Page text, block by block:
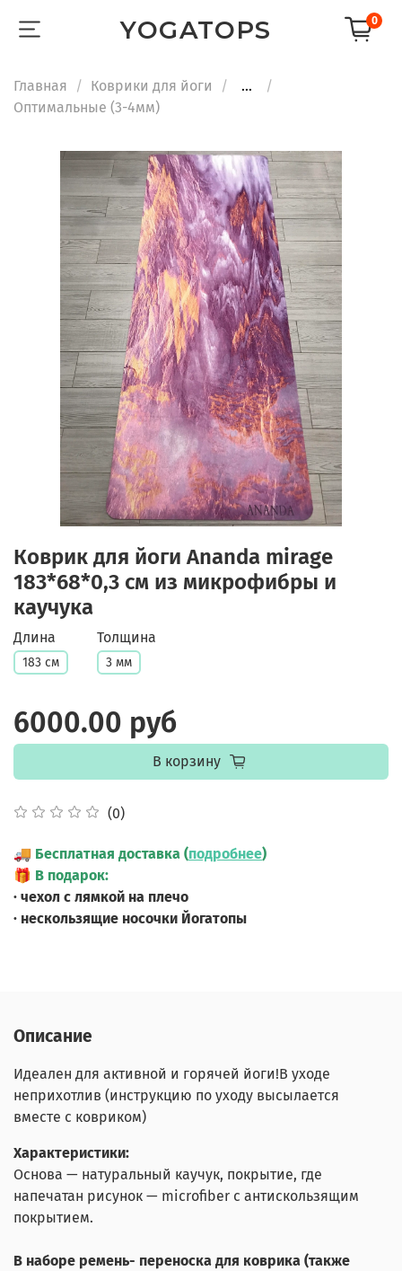
YOGATOPS 0
Главная Коврики для йоги
...
Оптимальные (3-4мм)
Коврик для йоги Ananda mirage
183*68*0,3 см из микрофибры и
каучука
(0)
Длина
183 см
Толщина
3 мм
6000.00 руб
В корзину
🚚 Бесплатная доставка (подробнее)
🎁 В подарок:
· чехол с лямкой на плечо
· нескользящие носочки Йогатопы
Описание
Идеален для активной и горячей йоги!В уходе
неприхотлив (инструкцию по уходу высылается
вместе с ковриком)
Характеристики:
Основа — натуральный каучук, покрытие, где
напечатан рисунок — microfiber с антискользящим
покрытием.
В наборе ремень- переноска для коврика (также